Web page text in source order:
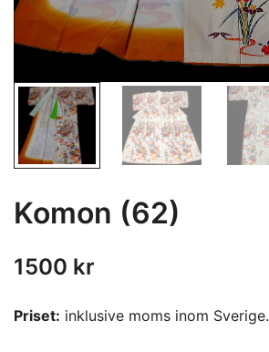
Komon (62)
1500 kr
Priset: inklusive moms inom Sverige.